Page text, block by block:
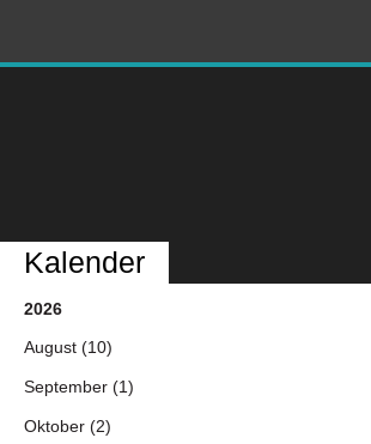
Kalender
2026
August (10)
September (1)
Oktober (2)